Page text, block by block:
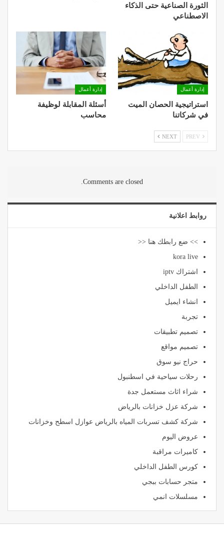
الثورة الصناعية حتى الذكاء
الاصطناعي
إدارة أعمال
استراتيجية الحصان الميت
في شركاتنا
إدارة أعمال
أسئلة المقابلة لوظيفة
محاسب
NEXT
Comments are closed.
روابط اعلانية
>> ضع رابطك هنا <<
kora live
اشتراك iptv
الطفل الداخلي
انشاء ايميل
تجربة
تصميم تطبيقات
تصميم مواقع
حراج نيو سوق
رحلات سياحية في اسطنبول
شراء اثاث مستعمل جدة
شركة عزل خزانات بالرياض
شركة كشف تسربات المياه بالرياض عوازل اسطح وخزانات
عروض اليوم
كاميرات مراقبة
كورس الطفل الداخلي
متجر حسابات ببجي
مسلسلات انمي